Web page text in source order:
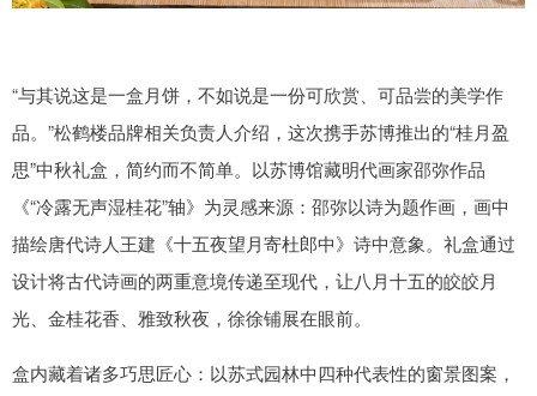
“与其说这是一盒月饼，不如说是一份可欣赏、可品尝的美学作
品。”松鹤楼品牌相关负责人介绍，这次携手苏博推出的“桂月盈
思”中秋礼盒，简约而不简单。以苏博馆藏明代画家邵弥作品
《“冷露无声湿桂花”轴》为灵感来源：邵弥以诗为题作画，画中
描绘唐代诗人王建《十五夜望月寄杜郎中》诗中意象。礼盒通过
设计将古代诗画的两重意境传递至现代，让八月十五的皎皎月
光、金桂花香、雅致秋夜，徐徐铺展在眼前。
盒内藏着诸多巧思匠心：以苏式园林中四种代表性的窗景图案，